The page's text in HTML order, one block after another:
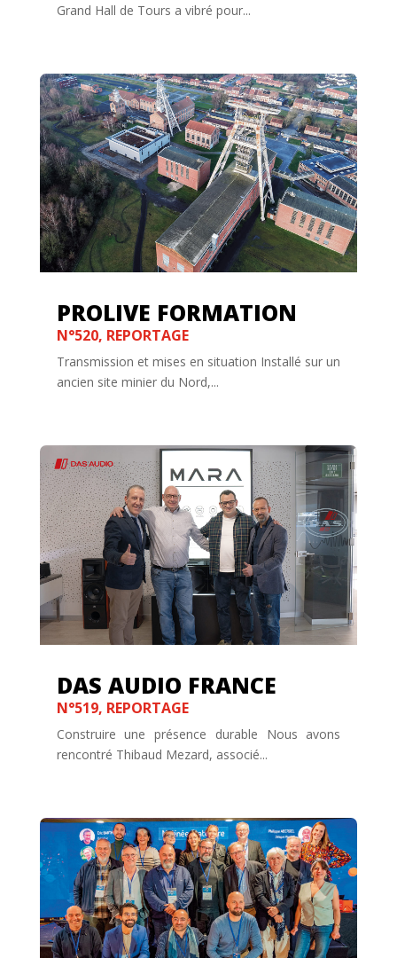
Grand Hall de Tours a vibré pour...
PROLIVE FORMATION
N°520, REPORTAGE
Transmission et mises en situation Installé sur un
ancien site minier du Nord,...
DAS AUDIO FRANCE
N°519, REPORTAGE
Construire une présence durable Nous avons
rencontré Thibaud Mezard, associé...